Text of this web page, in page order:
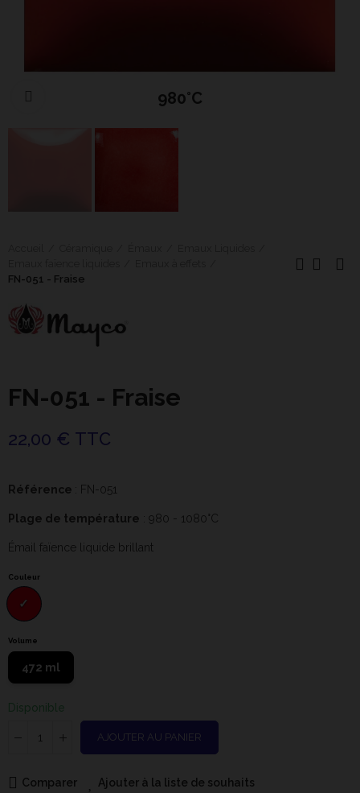
980°C
FN-051 - Fraise
FN-051 - Fraise
22,00 € TTC
Référence : FN-051
Plage de température : 980 - 1080°C
Émail faïence liquide brillant
Couleur
Volume
472 ml
Disponible
AJOUTER AU PANIER
Comparer Ajouter à la liste de souhaits